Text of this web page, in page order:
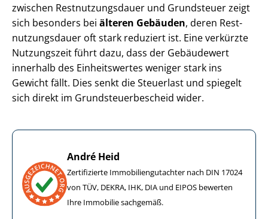
zwischen Rest­nut­zungs­dau­er und Grundsteuer zeigt
sich besonders bei älteren Gebäuden, deren Rest­
nut­zungs­dau­er oft stark reduziert ist. Eine verkürzte
Nutzungszeit führt dazu, dass der Gebäudewert
innerhalb des Einheitswertes weniger stark ins
Gewicht fällt. Dies senkt die Steuerlast und spiegelt
sich direkt im Grund­steu­er­be­scheid wider.
André Heid
Zertifizierte Im­mo­bi­li­en­gut­ach­ter nach DIN 17024
von TÜV, DEKRA, IHK, DIA und EIPOS bewerten
Ihre Immobilie sachgemäß.